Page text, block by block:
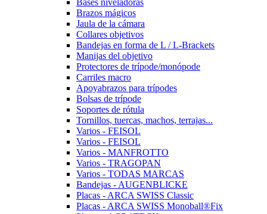
Bases niveladoras
Brazos mágicos
Jaula de la cámara
Collares objetivos
Bandejas en forma de L / L-Brackets
Manijas del objetivo
Protectores de trípode/monópode
Carriles macro
Apoyabrazos para trípodes
Bolsas de trípode
Soportes de rótula
Tornillos, tuercas, machos, terrajas...
Varios - FEISOL
Varios - FEISOL
Varios - MANFROTTO
Varios - TRAGOPAN
Varios - TODAS MARCAS
Bandejas - AUGENBLICKE
Placas - ARCA SWISS Classic
Placas - ARCA SWISS Monoball®Fix